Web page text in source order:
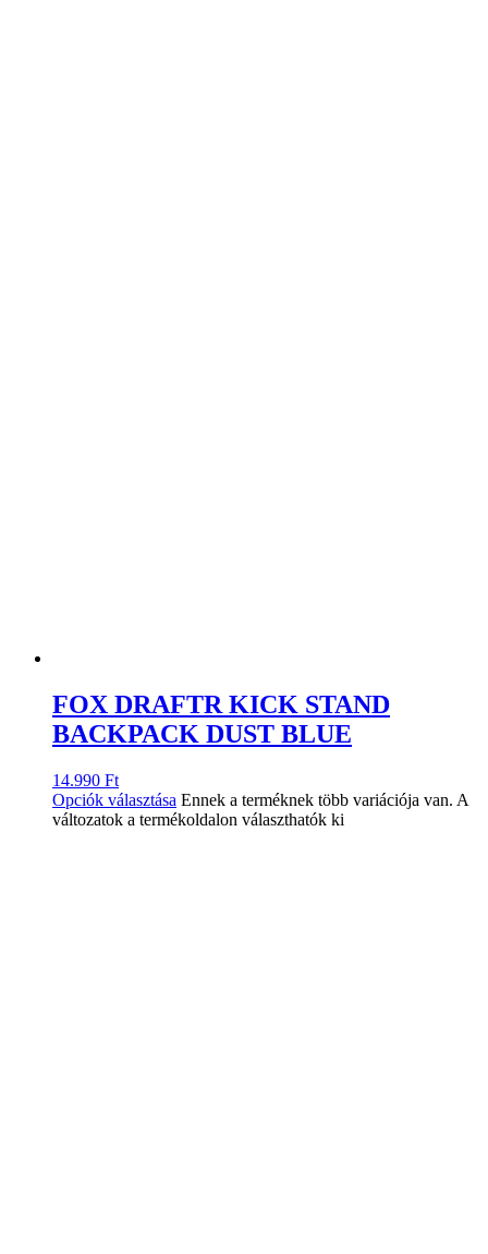
FOX DRAFTR KICK STAND
BACKPACK DUST BLUE
14.990 Ft
Opciók választása Ennek a terméknek több variációja van. A
változatok a termékoldalon választhatók ki